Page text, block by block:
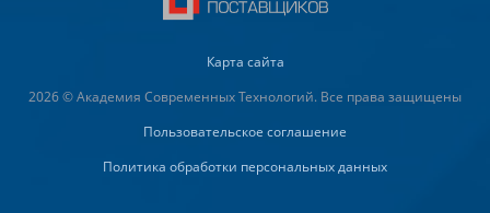
Карта сайта
2026 © Академия Современных Технологий. Все права защищены
Пользовательское соглашение
Политика обработки персональных данных